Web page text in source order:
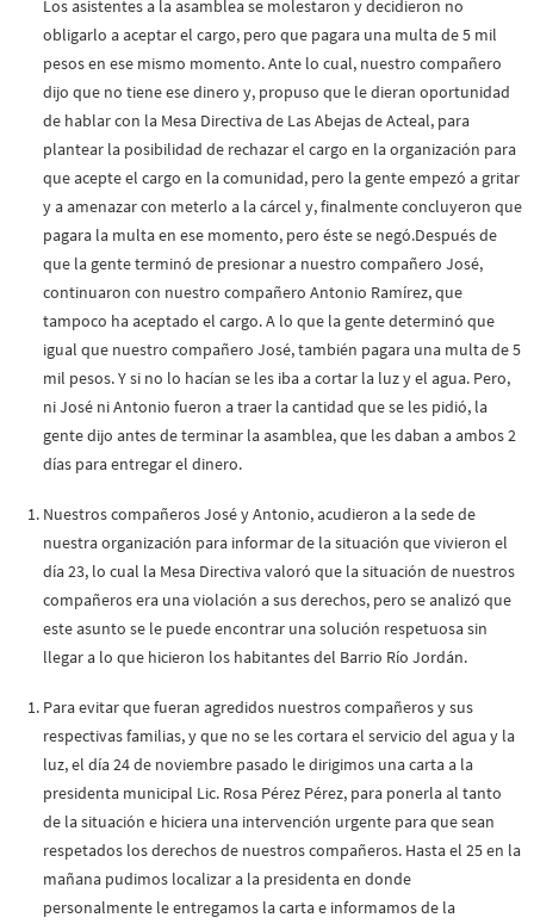
Los asistentes a la asamblea se molestaron y decidieron no
obligarlo a aceptar el cargo, pero que pagara una multa de 5 mil
pesos en ese mismo momento. Ante lo cual, nuestro compañero
dijo que no tiene ese dinero y, propuso que le dieran oportunidad
de hablar con la Mesa Directiva de Las Abejas de Acteal, para
plantear la posibilidad de rechazar el cargo en la organización para
que acepte el cargo en la comunidad, pero la gente empezó a gritar
y a amenazar con meterlo a la cárcel y, finalmente concluyeron que
pagara la multa en ese momento, pero éste se negó.Después de
que la gente terminó de presionar a nuestro compañero José,
continuaron con nuestro compañero Antonio Ramírez, que
tampoco ha aceptado el cargo. A lo que la gente determinó que
igual que nuestro compañero José, también pagara una multa de 5
mil pesos. Y si no lo hacían se les iba a cortar la luz y el agua. Pero,
ni José ni Antonio fueron a traer la cantidad que se les pidió, la
gente dijo antes de terminar la asamblea, que les daban a ambos 2
días para entregar el dinero.
Nuestros compañeros José y Antonio, acudieron a la sede de
nuestra organización para informar de la situación que vivieron el
día 23, lo cual la Mesa Directiva valoró que la situación de nuestros
compañeros era una violación a sus derechos, pero se analizó que
este asunto se le puede encontrar una solución respetuosa sin
llegar a lo que hicieron los habitantes del Barrio Río Jordán.
Para evitar que fueran agredidos nuestros compañeros y sus
respectivas familias, y que no se les cortara el servicio del agua y la
luz, el día 24 de noviembre pasado le dirigimos una carta a la
presidenta municipal Lic. Rosa Pérez Pérez, para ponerla al tanto
de la situación e hiciera una intervención urgente para que sean
respetados los derechos de nuestros compañeros. Hasta el 25 en la
mañana pudimos localizar a la presidenta en donde
personalmente le entregamos la carta e informamos de la